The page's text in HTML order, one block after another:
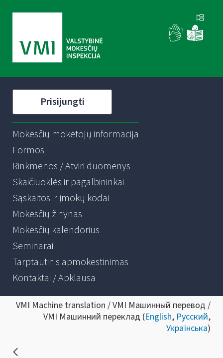
Prisijungti
Mokesčių mokėtojų informacija
Formos
Rinkmenos / Atviri duomenys
Skaičiuoklės ir pagalbininkai
Sąskaitos ir įmokų kodai
Mokesčių žinynas
Mokesčių kalendorius
Seminarai
Tarptautinis apmokestinimas
Kontaktai / Apklausa
VMI Machine translation / VMI Машинный перевод /
VMI Машинний переклад (English, Русский,
Українська)